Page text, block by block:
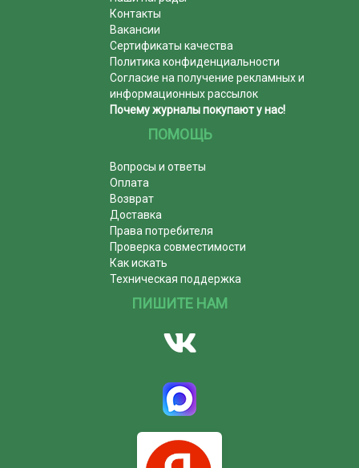
Контакты
Вакансии
Сертификаты качества
Политика конфиденциальности
Согласие на получение рекламных и
информационных рассылок
Почему журналы покупают у нас!
ПОМОЩЬ
Вопросы и ответы
Оплата
Возврат
Доставка
Права потребителя
Проверка совместимости
Как искать
Техническая поддержка
ПИШИТЕ НАМ